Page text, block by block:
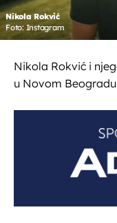
Nikola Rokvić
Foto: Instagram
Nikola Rokvić i
u Novom